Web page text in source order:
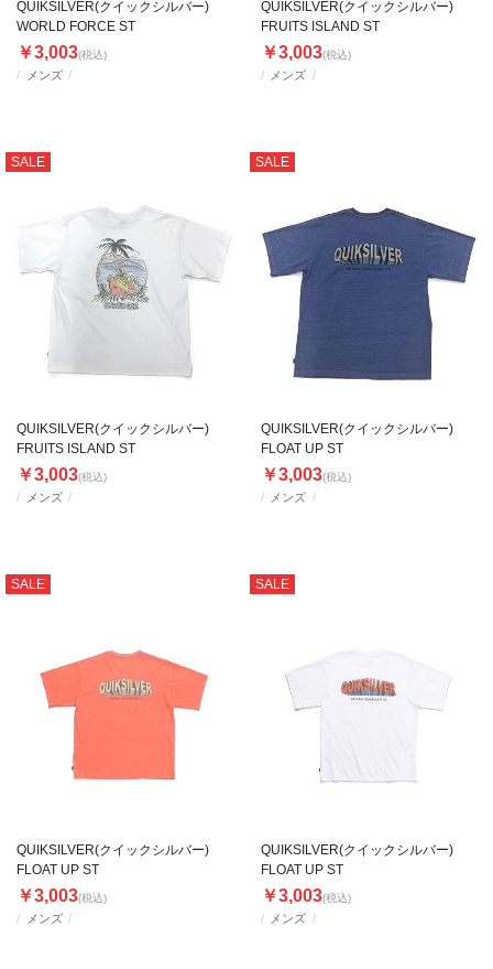
メンズ
QUIKSILVER(クイックシルバー)
WORLD FORCE ST
￥3,003(税込)
メンズ
QUIKSILVER(クイックシルバー)
FRUITS ISLAND ST
￥3,003(税込)
SALE
メンズ
QUIKSILVER(クイックシルバー)
FRUITS ISLAND ST
￥3,003(税込)
SALE
メンズ
QUIKSILVER(クイックシルバー)
FLOAT UP ST
￥3,003(税込)
SALE
メンズ
QUIKSILVER(クイックシルバー)
FLOAT UP ST
￥3,003(税込)
SALE
メンズ
QUIKSILVER(クイックシルバー)
FLOAT UP ST
￥3,003(税込)